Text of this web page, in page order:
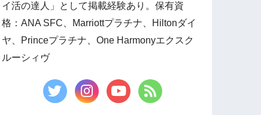
イ活の達人」として掲載経験あり。保有資
格：ANA SFC、Marriottプラチナ、Hiltonダイ
ヤ、Princeプラチナ、One Harmonyエクスク
ルーシィヴ